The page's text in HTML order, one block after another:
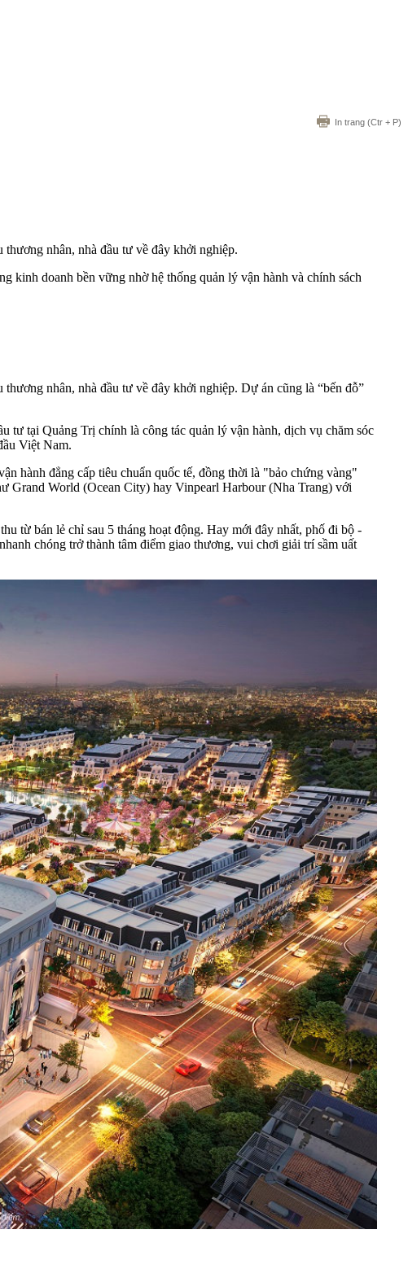
In trang (Ctr + P)
nhân, nhà đầu tư về đây khởi nghiệp.
kinh doanh bền vững nhờ hệ thống quản lý vận hành và chính sách
nhân, nhà đầu tư về đây khởi nghiệp. Dự án cũng là “bến đỗ”
tư tại Quảng Trị chính là công tác quản lý vận hành, dịch vụ chăm sóc
Việt Nam.
hành đẳng cấp tiêu chuẩn quốc tế, đồng thời là "bảo chứng vàng"
Grand World (Ocean City) hay Vinpearl Harbour (Nha Trang) với
từ bán lẻ chỉ sau 5 tháng hoạt động. Hay mới đây nhất, phố đi bộ -
chóng trở thành tâm điểm giao thương, vui chơi giải trí sầm uất